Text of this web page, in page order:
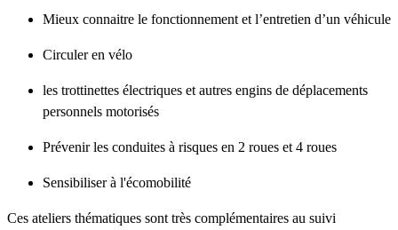
Mieux connaitre le fonctionnement et l’entretien d’un véhicule
Circuler en vélo
les trottinettes électriques et autres engins de déplacements
personnels motorisés
Prévenir les conduites à risques en 2 roues et 4 roues
Sensibiliser à l'écomobilité
Ces ateliers thématiques sont très complémentaires au suivi